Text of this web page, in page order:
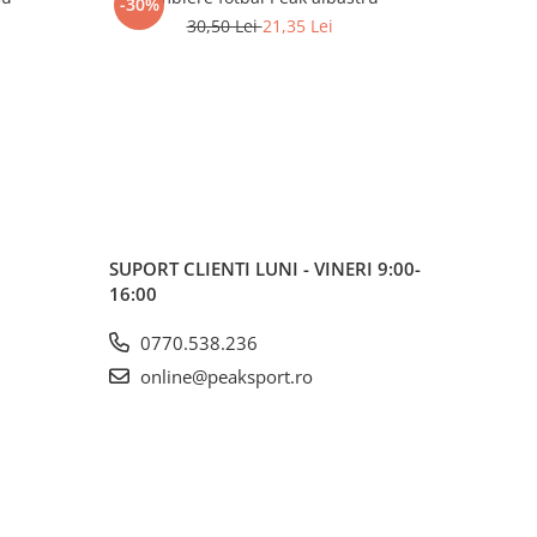
30,50 Lei21,35 Lei
SUPORT CLIENTI LUNI - VINERI 9:00-
16:00
0770.538.236
online@peaksport.ro